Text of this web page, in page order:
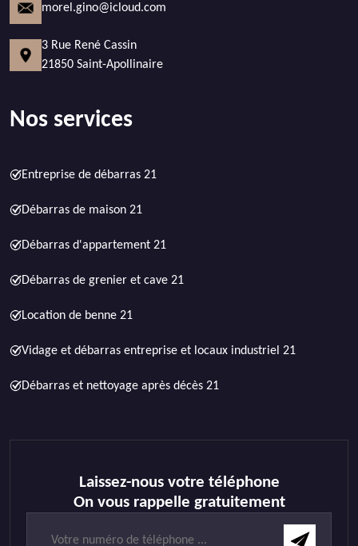
morel.gino@icloud.com
3 Rue René Cassin
21850 Saint-Apollinaire
Nos services
Entreprise de débarras 21
Débarras de maison 21
Débarras d'appartement 21
Débarras de grenier et cave 21
Location de benne 21
Vidage et débarras entreprise et locaux industriel 21
Débarras et nettoyage après décès 21
Laissez-nous votre téléphone
On vous rappelle gratuitement